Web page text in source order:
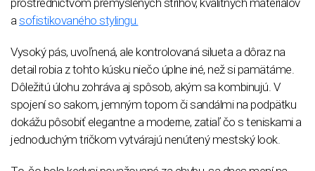
prostredníctvom premyslených strihov, kvalitných materiálov
asofistikovaného stylingu.
Vysoký pás, uvoľnená, ale kontrolovaná silueta a dôraz na
detail robia z tohto kúsku niečo úplne iné, než si pamätáme.
Dôležitú úlohu zohráva aj spôsob, akým sa kombinujú. V
spojení so sakom, jemným topom či sandálmi na podpätku
dokážu pôsobiť elegantne a moderne, zatiaľ čo s teniskami a
jednoduchým tričkom vytvárajú nenútený mestský look.